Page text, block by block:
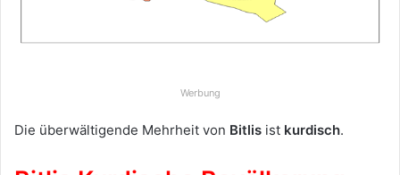
i
Werbung
Die überwältigende Mehrheit von Bitlis ist kurdisch.